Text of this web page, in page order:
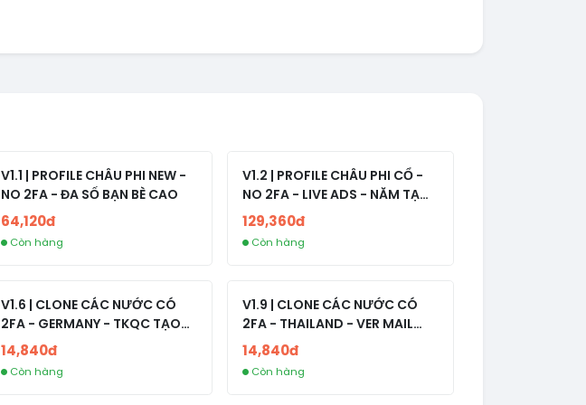
V1.1 | PROFILE CHÂU PHI NEW -
NO 2FA - ĐA SỐ BẠN BÈ CAO
64,120đ
Còn hàng
V1.2 | PROFILE CHÂU PHI CỔ -
NO 2FA - LIVE ADS - NĂM TẠO
2008-2024
129,360đ
Còn hàng
V1.6 | CLONE CÁC NƯỚC CÓ
2FA - GERMANY - TKQC TẠO
TRÊN 3 NGÀY - LIVE ADS - VER
fviainboxes.com - CLONE
NEW KHÔNG BẢO HÀNH LOCAL
14,840đ
Còn hàng
V1.9 | CLONE CÁC NƯỚC CÓ
2FA - THAILAND - VER MAIL
FVIAINBOXES.COM - CLONE
NEW KHÔNG BẢO HÀNH LOCAL
14,840đ
Còn hàng